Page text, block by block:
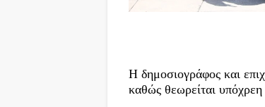
Η δημοσιογράφος και
καθώς θεωρείται